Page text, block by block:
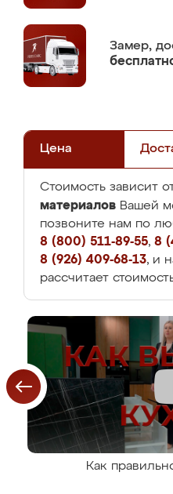
Замер,
Цена
Стоимость зависит
материалов Вашей
позвоните нам по
8 (800) 511-89-55, 8
8 (926) 409-68-13, и
рассчитает
Как